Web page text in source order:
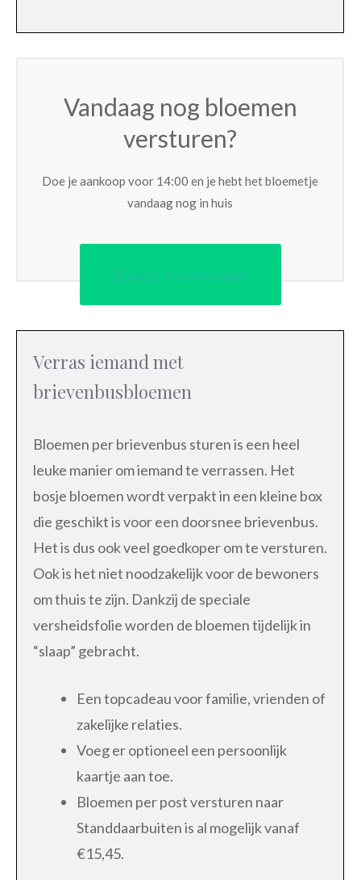
Vandaag nog bloemen
versturen?
Doe je aankoop voor 14:00 en je hebt het bloemetje
vandaag nog in huis
Bekijk bloemisten
Verras iemand met
brievenbusbloemen
Bloemen per brievenbus sturen is een heel
leuke manier om iemand te verrassen. Het
bosje bloemen wordt verpakt in een kleine box
die geschikt is voor een doorsnee brievenbus.
Het is dus ook veel goedkoper om te versturen.
Ook is het niet noodzakelijk voor de bewoners
om thuis te zijn. Dankzij de speciale
versheidsfolie worden de bloemen tijdelijk in
“slaap” gebracht.
Een topcadeau voor familie, vrienden of
zakelijke relaties.
Voeg er optioneel een persoonlijk
kaartje aan toe.
Bloemen per post versturen naar
Standdaarbuiten is al mogelijk vanaf
€15,45.